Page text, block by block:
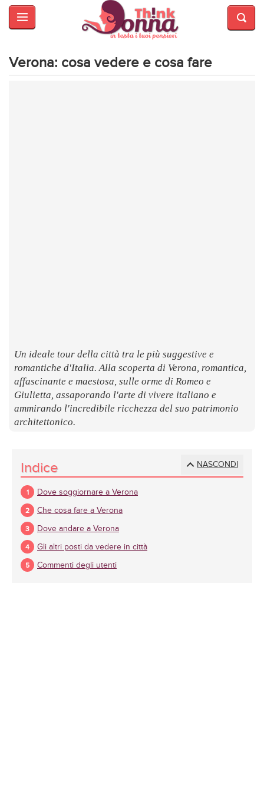
HOME
E
BELLEZZA
Verona: cosa vedere e cosa fare
Un ideale tour della città tra le più suggestive e
romantiche d'Italia. Alla scoperta di Verona, romantica,
affascinante e maestosa, sulle orme di Romeo e
Giulietta, assaporando l'arte di vivere italiano e
ammirando l'incredibile ricchezza del suo patrimonio
architettonico.
NASCONDI
Indice
Dove soggiornare a Verona
Che cosa fare a Verona
Dove andare a Verona
Gli altri posti da vedere in città
Commenti degli utenti